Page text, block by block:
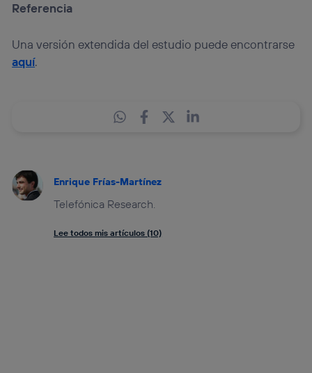
Referencia
Una versión extendida del estudio puede encontrarse
aquí.
Enrique Frías-Martínez
Telefónica Research.
Lee todos mis artículos (10)